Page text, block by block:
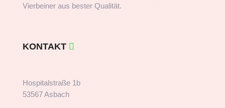
Vierbeiner aus bester Qualität.
KONTAKT
Hospitalstraße 1b
53567 Asbach